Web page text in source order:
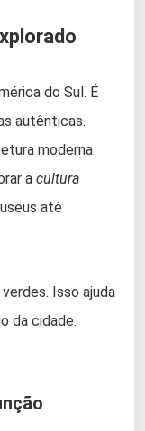
do Sul. É
autênticas.
moderna
a cultura
até
Isso ajuda
da cidade.